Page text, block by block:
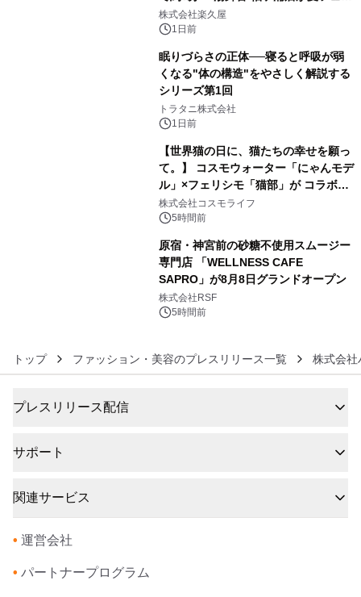
メニューを提供
株式会社楽久屋
1日前
眠りづらさの正体──寝ると呼吸が弱
くなる"体の構造"をやさしく解説する
シリーズ第1回
トラタニ株式会社
1日前
【世界猫の日に、猫たちの幸せを願っ
て。】 コスモウォーター「にゃんモデ
ル」×フェリシモ「猫部」が コラボキ
ャンペーンを実施
株式会社コスモライフ
5時間前
原宿・神宮前の砂糖不使用スムージー
専門店 「WELLNESS CAFE
SAPRO」が8月8日グランドオープン
株式会社RSF
5時間前
トップ ファッション・美容のプレスリリース一覧 株式会社
プレスリリース配信
サポート
関連サービス
• 運営会社
• パートナープログラム